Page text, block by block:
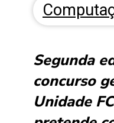
Segunda
concurso
Unidade